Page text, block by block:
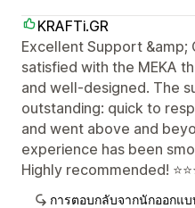
KRAFTi.GR
Excellent Support &amp;
satisfied with the MEKA
and well-designed. The
outstanding: quick to
and went above and
experience has been
Highly recommended!
การตอบกลับจากนักออกแบ